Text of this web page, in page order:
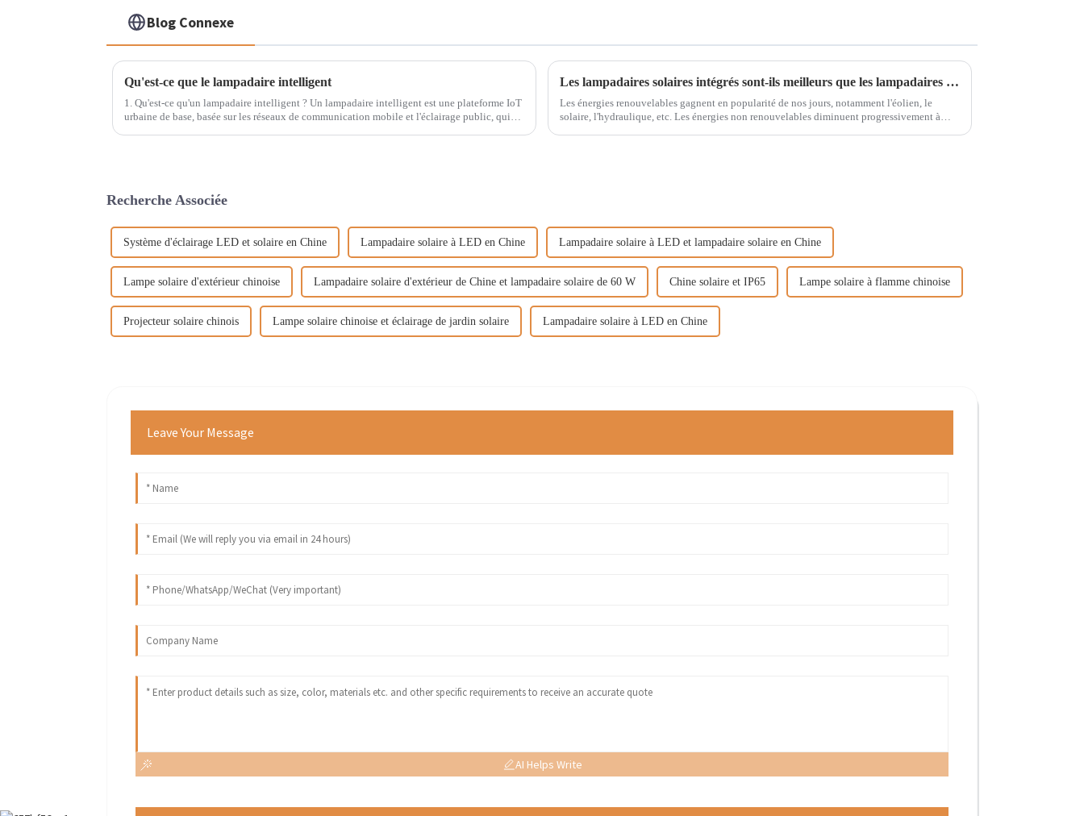
Blog Connexe
Qu'est-ce que le lampadaire intelligent
1. Qu'est-ce qu'un lampadaire intelligent ? Un lampadaire intelligent est une plateforme IoT
urbaine de base, basée sur les réseaux de communication mobile et l'éclairage public, qui
Les lampadaires solaires intégrés sont-ils meilleurs que les lampadaires divisés ?
Les énergies renouvelables gagnent en popularité de nos jours, notamment l'éolien, le
solaire, l'hydraulique, etc. Les énergies non renouvelables diminuent progressivement à
Recherche Associée
Système d'éclairage LED et solaire en Chine Lampadaire solaire à LED en Chine Lampadaire solaire à LED et lampadaire solaire en Chine
Lampe solaire d'extérieur chinoise Lampadaire solaire d'extérieur de Chine et lampadaire solaire de 60 W Chine solaire et IP65 Lampe solaire à flamme chinoise
Projecteur solaire chinois Lampe solaire chinoise et éclairage de jardin solaire Lampadaire solaire à LED en Chine
Leave Your Message
AI Helps Write